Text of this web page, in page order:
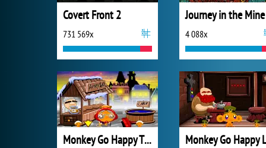
Covert Front 2
731 569x
Journey in the Mine
4 088x
Monkey Go Happy Thanksgiving